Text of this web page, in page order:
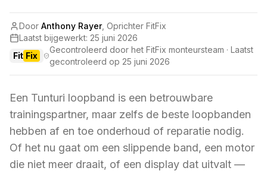
Door Anthony Rayer, Oprichter FitFix
Laatst bijgewerkt: 25 juni 2026
Fit Fix
Gecontroleerd door het FitFix monteursteam · Laatst
gecontroleerd op 25 juni 2026
Een Tunturi loopband is een betrouwbare
trainingspartner, maar zelfs de beste loopbanden
hebben af en toe onderhoud of reparatie nodig.
Of het nu gaat om een slippende band, een motor
die niet meer draait, of een display dat uitvalt —